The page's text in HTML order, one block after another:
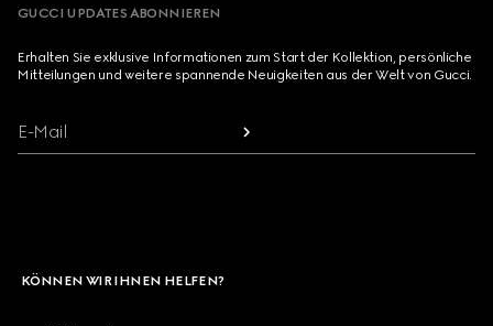
GUCCI UPDATES ABONNIEREN
Erhalten Sie exklusive Informationen zum Start der Kollektion, persönliche
Mitteilungen und weitere spannende Neuigkeiten aus der Welt von Gucci.
E-Mail
KÖNNEN WIR IHNEN HELFEN?